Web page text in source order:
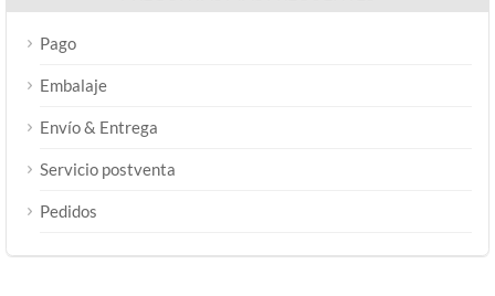
Pago
Embalaje
Envío & Entrega
Servicio postventa
Pedidos